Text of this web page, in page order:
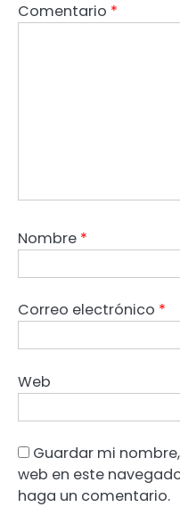
Comentario *
Nombre *
Correo electrónico *
Web
Guardar mi
web en este
haga un comentario.